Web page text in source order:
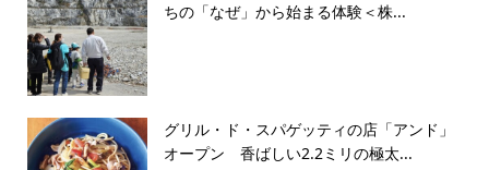
ちの「なぜ」から始まる体験＜株...
グリル・ド・スパゲッティの店「アンド」
オープン 香ばしい2.2ミリの極太...